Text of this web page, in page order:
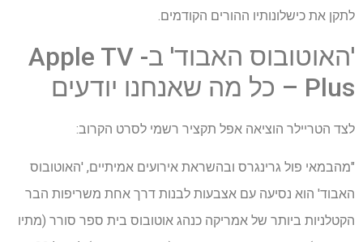
לתקן את כישלונותיו ההורים הקודמים.
'האוטובוס האבוד' ב- Apple TV
Plus – כל מה שאנחנו יודעים
לצד הטריילר הוציאה אפל תקציר רשמי לסרט הקרוב:
"מהבמאי פול גרינגרס ובהשראת אירועים אמיתיים, 'האוטובוס
האבוד' הוא נסיעה עם אצבעות לבנות דרך אחת משריפות הבר
הקטלניות ביותר של אמריקה כנהג אוטובוס בית ספר סורר (מתיו